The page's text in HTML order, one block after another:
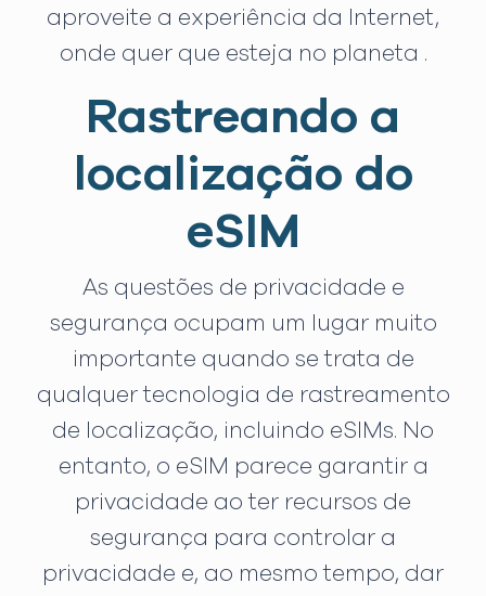
aproveite a experiência da Internet,
onde quer que esteja no planeta .
Rastreando a
localização do
eSIM
As questões de privacidade e
segurança ocupam um lugar muito
importante quando se trata de
qualquer tecnologia de rastreamento
de localização, incluindo eSIMs. No
entanto, o eSIM parece garantir a
privacidade ao ter recursos de
segurança para controlar a
privacidade e, ao mesmo tempo, dar